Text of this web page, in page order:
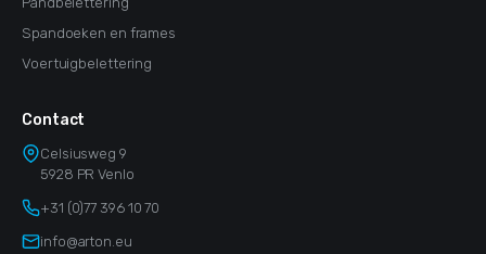
Spandoeken en frames
Voertuigbelettering
Contact
Celsiusweg 9
5928 PR Venlo
+31 (0)77 396 10 70
info@arton.eu